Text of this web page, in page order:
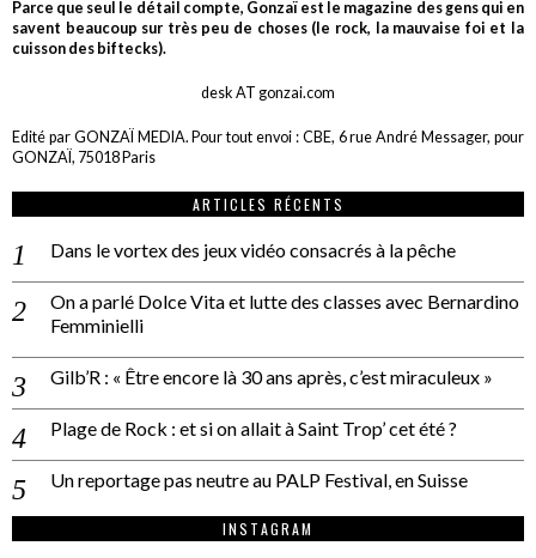
Parce que seul le détail compte, Gonzaï est le magazine des gens qui en
savent beaucoup sur très peu de choses (le rock, la mauvaise foi et la
cuisson des biftecks).
desk AT gonzai.com
Edité par GONZAÏ MEDIA. Pour tout envoi : CBE, 6 rue André Messager, pour
GONZAÏ, 75018 Paris
ARTICLES RÉCENTS
Dans le vortex des jeux vidéo consacrés à la pêche
On a parlé Dolce Vita et lutte des classes avec Bernardino
Femminielli
Gilb’R : « Être encore là 30 ans après, c’est miraculeux »
Plage de Rock : et si on allait à Saint Trop’ cet été ?
Un reportage pas neutre au PALP Festival, en Suisse
INSTAGRAM